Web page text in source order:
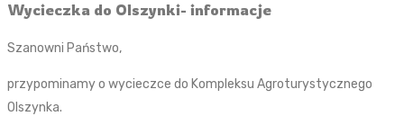
Wycieczka do Olszynki- informacje
Szanowni Państwo,
przypominamy o wycieczce do Kompleksu Agroturystycznego
Olszynka.